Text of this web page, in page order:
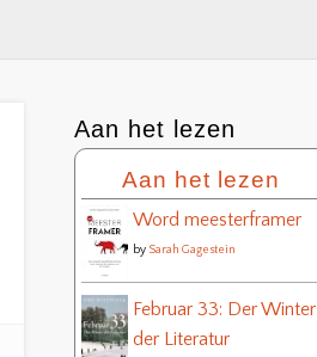
Aan het lezen
Aan het lezen
Word meesterframer
by Sarah Gagestein
Februar 33: Der Winter
der Literatur